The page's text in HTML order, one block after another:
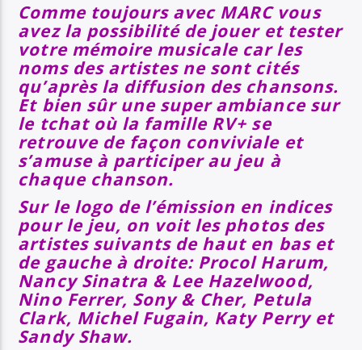
Comme toujours avec MARC vous
avez la possibilité de jouer et tester
votre mémoire musicale car les
noms des artistes ne sont cités
qu’après la diffusion des chansons.
Et bien sûr une super ambiance sur
le tchat où la famille RV+ se
retrouve de façon conviviale et
s’amuse à participer au jeu à
chaque chanson.
Sur le logo de l’émission en indices
pour le jeu, on voit les photos des
artistes suivants de haut en bas et
de gauche à droite: Procol Harum,
Nancy Sinatra & Lee Hazelwood,
Nino Ferrer, Sony & Cher, Petula
Clark, Michel Fugain, Katy Perry et
Sandy Shaw.